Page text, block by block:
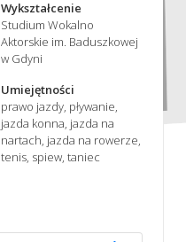
Wykształcenie
Studium Wokalno
Aktorskie im. Baduszkowej
w Gdyni
Umiejętności
prawo jazdy, pływanie,
jazda konna, jazda na
nartach, jazda na rowerze,
tenis, spiew, taniec